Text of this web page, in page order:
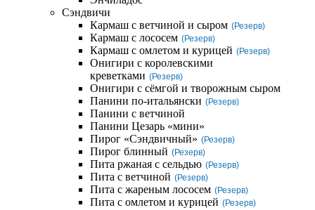
Сэндвичи
Кармаш с ветчиной и сыром (Резерв)
Кармаш с лососем (Резерв)
Кармаш с омлетом и курицей (Резерв)
Онигири с королевскими
креветками (Резерв)
Онигири с сёмгой и творожным сыром
Панини по-итальянски (Резерв)
Панини с ветчиной
Панини Цезарь «мини»
Пирог «Сэндвичный» (Резерв)
Пирог блинный (Резерв)
Пита ржаная с сельдью (Резерв)
Пита с ветчиной (Резерв)
Пита с жареным лососем (Резерв)
Пита с омлетом и курицей (Резерв)